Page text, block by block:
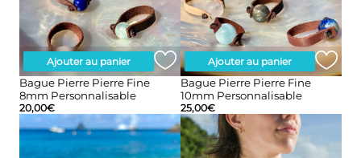
Ajouter au panier
Bague Pierre Pierre Fine
8mm Personnalisable
20,00€
Ajouter au panier
Bague Pierre Pierre Fine
10mm Personnalisable
25,00€